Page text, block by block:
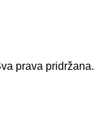
prava pridržana.